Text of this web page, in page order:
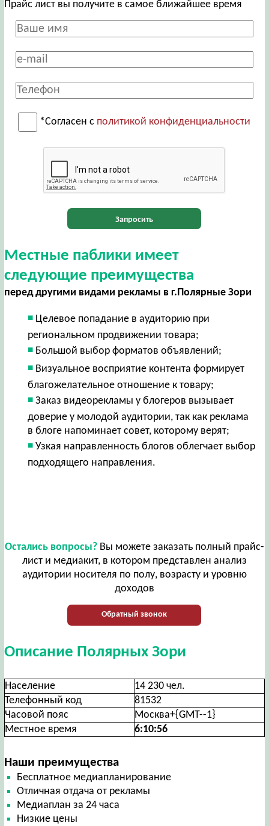
Прайс лист вы получите в самое ближайшее время
*Согласен с политикой конфиденциальности
Запросить
Местные паблики имеет
следующие преимущества
перед другими видами рекламы в г.Полярные Зори
Целевое попадание в аудиторию при
региональном продвижении товара;
Большой выбор форматов объявлений;
Визуальное восприятие контента формирует
благожелательное отношение к товару;
Заказ видеорекламы у блогеров вызывает
доверие у молодой аудитории, так как реклама
в блоге напоминает совет, которому верят;
Узкая направленность блогов облегчает выбор
подходящего направления.
Остались вопросы?Вы можете заказать полный прайс-
лист и медиакит, в котором представлен анализ
аудитории носителя по полу, возрасту и уровню
доходов
Обратный звонок
Описание Полярных Зори
Население
14 230 чел.
Телефонный код
81532
Часовой пояс
Москва+{GMT--1}
Местное время
6:10:56
Наши преимущества
Бесплатное медиапланирование
Отличная отдача от рекламы
Медиаплан за 24 часа
Низкие цены